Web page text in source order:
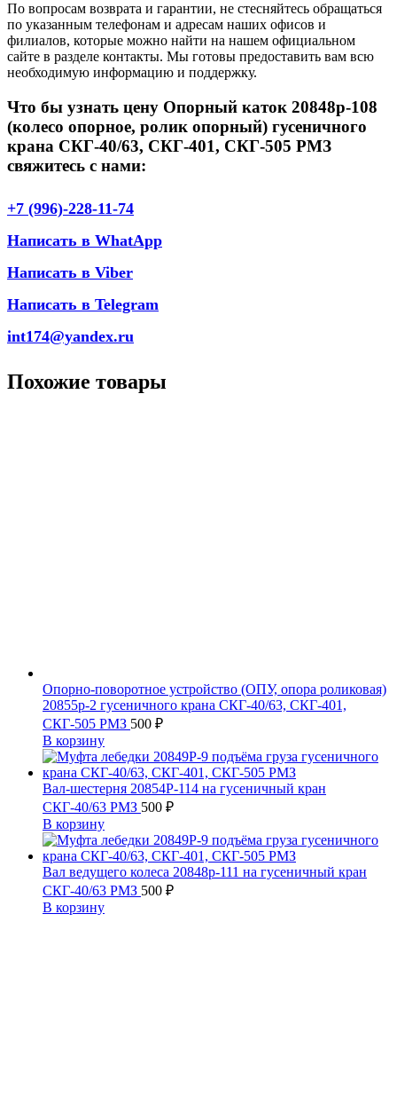
По вопросам возврата и гарантии, не стесняйтесь обращаться
по указанным телефонам и адресам наших офисов и
филиалов, которые можно найти на нашем официальном
сайте в разделе контакты. Мы готовы предоставить вам всю
необходимую информацию и поддержку.
Что бы узнать цену Опорный каток 20848р-108
(колесо опорное, ролик опорный) гусеничного
крана СКГ-40/63, СКГ-401, СКГ-505 РМЗ
свяжитесь с нами:
+7 (996)-228-11-74
Написать в WhatApp
Написать в Viber
Написать в Telegram
int174@yandex.ru
Похожие товары
Опорно-поворотное устройство (ОПУ, опора роликовая)
20855р-2 гусеничного крана СКГ-40/63, СКГ-401,
СКГ-505 РМЗ 500 ₽
В корзину
Вал-шестерня 20854Р-114 на гусеничный кран
СКГ-40/63 РМЗ 500 ₽
В корзину
Вал ведущего колеса 20848р-111 на гусеничный кран
СКГ-40/63 РМЗ 500 ₽
В корзину